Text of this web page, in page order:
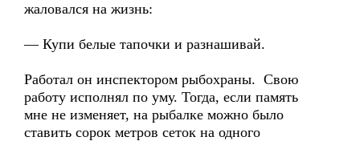
жаловался на жизнь:
— Купи белые тапочки и разнашивай.
Работал он инспектором рыбохраны. Свою
работу исполнял по уму. Тогда, если память
мне не изменяет, на рыбалке можно было
ставить сорок метров сеток на одного